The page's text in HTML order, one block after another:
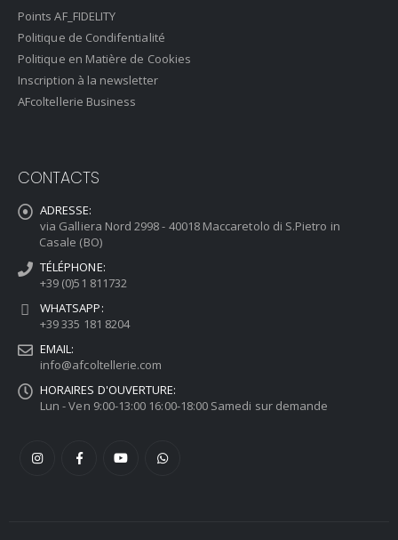
Points AF_FIDELITY
Politique de Condifentialité
Politique en Matière de Cookies
Inscription à la newsletter
AFcoltellerie Business
CONTACTS
ADRESSE:
via Galliera Nord 2998 - 40018 Maccaretolo di S.Pietro in
Casale (BO)
TÉLÉPHONE:
+39 (0)51 811732
WHATSAPP:
+39 335 181 8204
EMAIL:
info@afcoltellerie.com
HORAIRES D'OUVERTURE:
Lun - Ven 9:00-13:00 16:00-18:00 Samedi sur demande